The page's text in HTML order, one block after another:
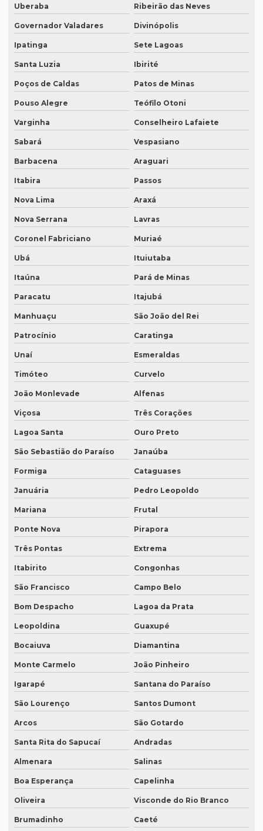
Empresa de tradução ingles portugues
Empresa tradução japonês
Empresa de tradução juramentada
Empresa de tradução juramentada para diplomas
Empresa de tradução juramentada para diplomas em brasília
Empresa de tradução juramentada para diplomas em porto
alegre
Empresa de tradução juramentada em inglês
Empresa de tradução juramentada em inglês em campinas
Empresa de tradução juramentada em inglês em sp
Empresa de tradução juramentada em italiano
Empresa de tradução juramentada em italiano em curitiba
Empresa de tradução juramentada em italiano em fortaleza
Empresa de tradução juramentada rj
Empresa de tradução e legendagem
Empresa de tradução de patentes
Empresa de tradução de patentes em curitiba
Empresa de tradução de patentes em porto alegre
Empresa de tradução profissional
Empresa tradução rio de janeiro
Empresa de tradução rj
Empresa de tradução em são paulo
Empresa de tradução simultanea
Empresa de tradução simultanea sp
Empresa de tradução simultânea para teams em campinas
Empresa de tradução simultânea para teams em recife
Empresa de tradução simultânea para zoom
Empresa de tradução simultânea para zoom em curitiba
Empresa de tradução simultânea para zoom em sp
Empresa tradução site
Empresa de tradução de sites em inglês
Empresa de tradução sp
Empresa de tradução técnica
Empresa de tradução técnica em inglês
Empresa tradutora juramentada em brasília
Empresa tradutora juramentada em recife
Uberaba Ribeirão das Neves
Governador Valadares Divinópolis
Ipatinga Sete Lagoas
Santa Luzia Ibirité
Poços de Caldas Patos de Minas
Pouso Alegre Teófilo Otoni
Varginha Conselheiro Lafaiete
Sabará Vespasiano
Barbacena Araguari
Itabira Passos
Nova Lima Araxá
Nova Serrana Lavras
Coronel Fabriciano Muriaé
Ubá Ituiutaba
Itaúna Pará de Minas
Paracatu Itajubá
Manhuaçu São João del Rei
Patrocínio Caratinga
Unaí Esmeraldas
Timóteo Curvelo
João Monlevade Alfenas
Viçosa Três Corações
Lagoa Santa Ouro Preto
São Sebastião do Paraíso Janaúba
Formiga Cataguases
Januária Pedro Leopoldo
Mariana Frutal
Ponte Nova Pirapora
Três Pontas Extrema
Itabirito Congonhas
São Francisco Campo Belo
Bom Despacho Lagoa da Prata
Leopoldina Guaxupé
Bocaiuva Diamantina
Monte Carmelo João Pinheiro
Igarapé Santana do Paraíso
São Lourenço Santos Dumont
Arcos São Gotardo
Santa Rita do Sapucaí Andradas
Almenara Salinas
Boa Esperança Capelinha
Oliveira Visconde do Rio Branco
Brumadinho Caeté